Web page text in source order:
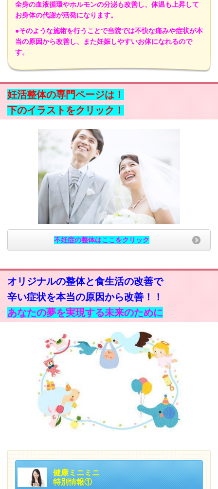
全身の血液循環やホルモンの分泌も改善し、体温も上昇して
お身体の代謝が活発になります。
●そのような施術を行うことで当院では不快な痛みや症状が本
当の原因から改善し、また妊娠しやすいお体になれるので
す。
妊活整体の専門ページは！
下のイラストをクリック！
不妊症の整体はここをクリック
オリジナルの整体と食生活の改善で
辛い症状を本当の原因から改善！！
あなたの夢を実現する未来のために
健康ミニミニ
特別情報①